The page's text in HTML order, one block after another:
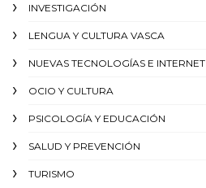
INVESTIGACIÓN
LENGUA Y CULTURA VASCA
NUEVAS TECNOLOGÍAS E INTERNET
OCIO Y CULTURA
PSICOLOGÍA Y EDUCACIÓN
SALUD Y PREVENCIÓN
TURISMO